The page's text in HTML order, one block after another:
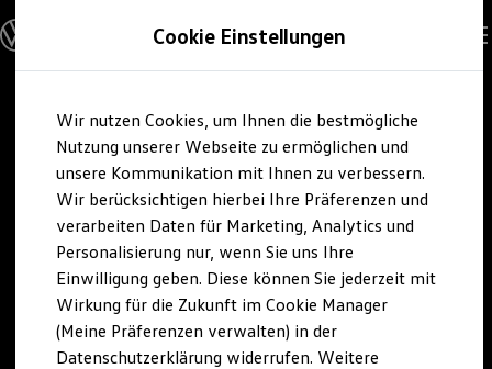
Hauptinhalt
springen
Footer
springen
Modelle und Konfigurator
Konfigurator
Modelle vergleichen
Elektroautos
ENERGY Sondermodelle
Nutzfahrzeuge
SUV und CUV
Familienautos
Kombis
Kompaktwagen
Sportwagen
Schnell verfügbare Fahrzeuge
Angebote und Produkte
Aktuelle Angebote
E-Auto-Förderung
Volkswagen Marktplatz
Cookie Einstellungen
Wir nutzen Cookies, um Ihnen die bestmögliche
Nutzung unserer Webseite zu ermöglichen und
unsere Kommunikation mit Ihnen zu verbessern.
Wir berücksichtigen hierbei Ihre Präferenzen und
verarbeiten Daten für Marketing, Analytics und
Personalisierung nur, wenn Sie uns Ihre
Einwilligung geben. Diese können Sie jederzeit mit
Wirkung für die Zukunft im Cookie Manager
(Meine Präferenzen verwalten) in der
Datenschutzerklärung widerrufen. Weitere